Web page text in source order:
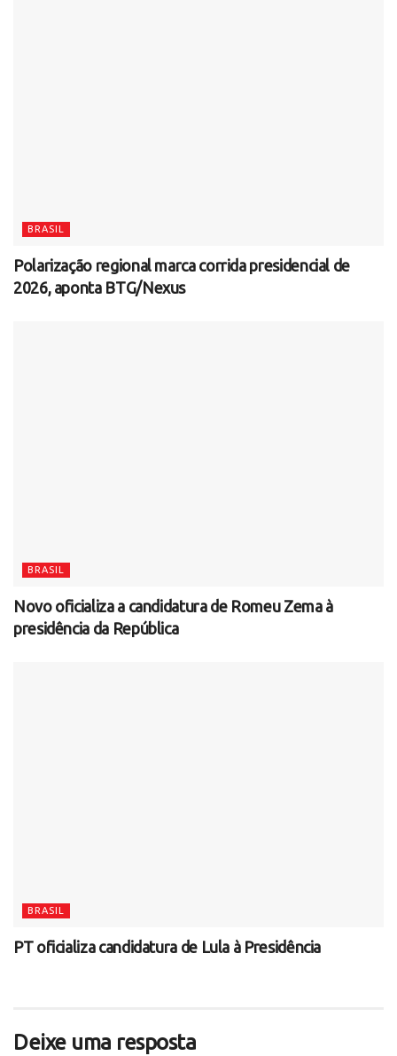
BRASIL
Polarização regional marca corrida presidencial de
2026, aponta BTG/Nexus
BRASIL
Novo oficializa a candidatura de Romeu Zema à
presidência da República
BRASIL
PT oficializa candidatura de Lula à Presidência
Deixe uma resposta